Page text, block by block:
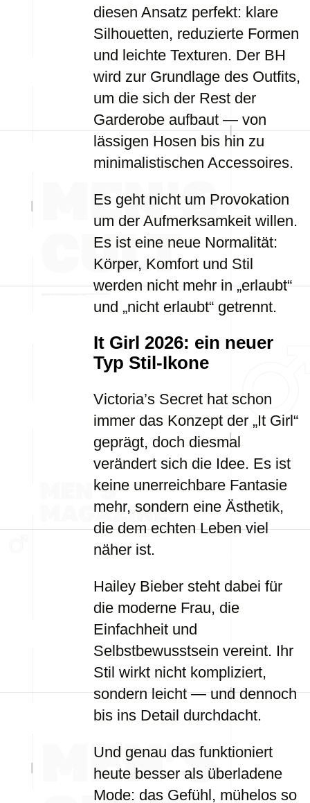
diesen Ansatz perfekt: klare
Silhouetten, reduzierte Formen
und leichte Texturen. Der BH
wird zur Grundlage des Outfits,
um die sich der Rest der
Garderobe aufbaut — von
lässigen Hosen bis hin zu
minimalistischen Accessoires.
Es geht nicht um Provokation
um der Aufmerksamkeit willen.
Es ist eine neue Normalität:
Körper, Komfort und Stil
werden nicht mehr in „erlaubt“
und „nicht erlaubt“ getrennt.
It Girl 2026: ein neuer
Typ Stil-Ikone
Victoria’s Secret hat schon
immer das Konzept der „It Girl“
geprägt, doch diesmal
verändert sich die Idee. Es ist
keine unerreichbare Fantasie
mehr, sondern eine Ästhetik,
die dem echten Leben viel
näher ist.
Hailey Bieber steht dabei für
die moderne Frau, die
Einfachheit und
Selbstbewusstsein vereint. Ihr
Stil wirkt nicht kompliziert,
sondern leicht — und dennoch
bis ins Detail durchdacht.
Und genau das funktioniert
heute besser als überladene
Mode: das Gefühl, mühelos so